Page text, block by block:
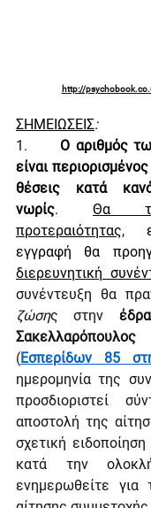
http://
ΣΗΜΕΙΩΣΕΙΣ:
1. Ο αριθμός
είναι
θέσεις κατά
νωρίς. Θα
προτεραιότητας,
εγγραφή θα
διερευνητική
συνέντευξη θα
ζώσης στην
(Εσπερίδων 85
ημερομηνία της
προσδιοριστεί
αποστολή της
σχετική
κατά την
ενημερωθείτε για